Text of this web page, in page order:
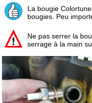
La bougie
bougies. Peu
Ne pas serrer la
serrage à la main